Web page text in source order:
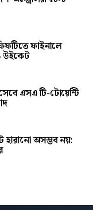
ফাইনালে
উইকেট
এসএ টি-টোয়েন্টি
হারানো অসম্ভব নয়: